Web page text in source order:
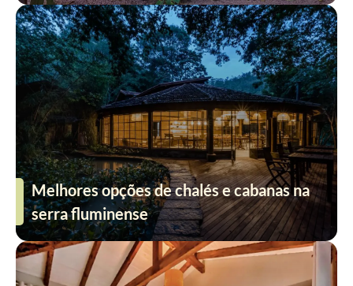
Melhores opções de chalés e cabanas na
serra fluminense